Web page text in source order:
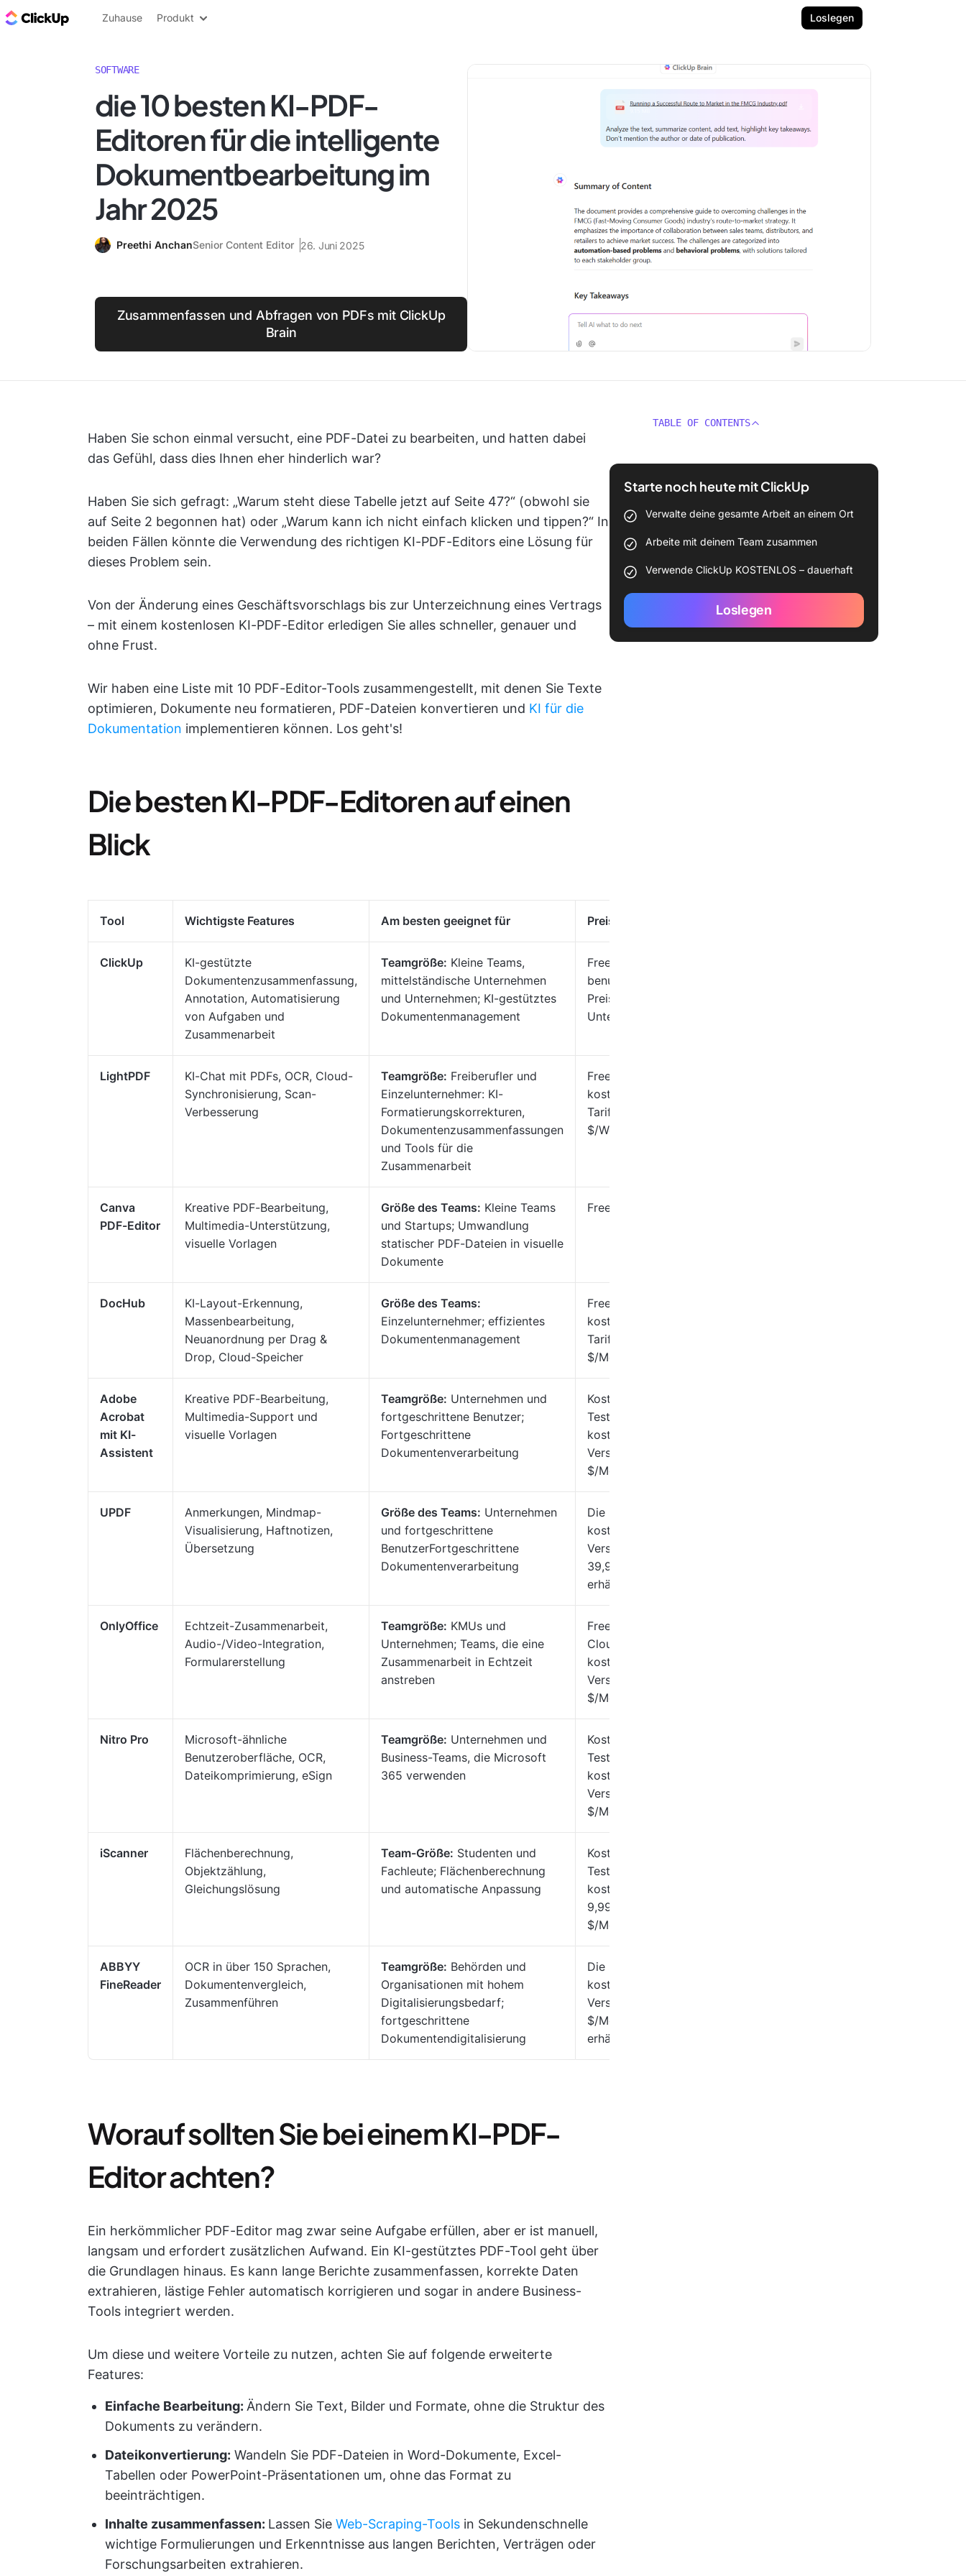
ClickUp Blog
Zuhause Produkt Loslegen
SOFTWARE
die 10 besten KI-PDF-
Editoren für die intelligente
Dokumentbearbeitung im
Jahr 2025
Preethi AnchanSenior Content Editor 26. Juni 2025
Zusammenfassen und Abfragen von PDFs mit ClickUp
Brain
Haben Sie schon einmal versucht, eine PDF-Datei zu bearbeiten, und hatten dabei
das Gefühl, dass dies Ihnen eher hinderlich war?
Haben Sie sich gefragt: „Warum steht diese Tabelle jetzt auf Seite 47?“ (obwohl sie
auf Seite 2 begonnen hat) oder „Warum kann ich nicht einfach klicken und tippen?“ In
beiden Fällen könnte die Verwendung des richtigen KI-PDF-Editors eine Lösung für
dieses Problem sein.
Von der Änderung eines Geschäftsvorschlags bis zur Unterzeichnung eines Vertrags
– mit einem kostenlosen KI-PDF-Editor erledigen Sie alles schneller, genauer und
ohne Frust.
Wir haben eine Liste mit 10 PDF-Editor-Tools zusammengestellt, mit denen Sie Texte
optimieren, Dokumente neu formatieren, PDF-Dateien konvertieren und KI für die
Dokumentation implementieren können. Los geht's!
Die besten KI-PDF-Editoren auf einen
Blick
Tool Wichtigste Features Am besten geeignet für Preise
ClickUp
KI-gestützte
Dokumentenzusammenfassung,
Annotation, Automatisierung
von Aufgaben und
Zusammenarbeit
Teamgröße: Kleine Teams,
mittelständische Unternehmen
und Unternehmen; KI-gestütztes
Dokumentenmanagement
Free Forever;
benutzerdefinierte
Preise für
Unternehmen
LightPDF
KI-Chat mit PDFs, OCR, Cloud-
Synchronisierung, Scan-
Verbesserung
Teamgröße: Freiberufler und
Einzelunternehmer: KI-
Formatierungskorrekturen,
Dokumentenzusammenfassungen
und Tools für die
Zusammenarbeit
Free-Plan,
kostenpflichtige
Tarife ab 13,99
$/Woche
Canva
PDF-Editor
Kreative PDF-Bearbeitung,
Multimedia-Unterstützung,
visuelle Vorlagen
Größe des Teams: Kleine Teams
und Startups; Umwandlung
statischer PDF-Dateien in visuelle
Dokumente
Free Forever
DocHub
KI-Layout-Erkennung,
Massenbearbeitung,
Neuanordnung per Drag &
Drop, Cloud-Speicher
Größe des Teams:
Einzelunternehmer; effizientes
Dokumentenmanagement
Free-Plan,
kostenpflichtige
Tarife ab 11
$/Monat/Benutzer
Adobe
Acrobat
mit KI-
Assistent
Kreative PDF-Bearbeitung,
Multimedia-Support und
visuelle Vorlagen
Teamgröße: Unternehmen und
fortgeschrittene Benutzer;
Fortgeschrittene
Dokumentenverarbeitung
Kostenlose
Testversion,
kostenpflichtige
Version ab 12,99
$/Monat
UPDF
Anmerkungen, Mindmap-
Visualisierung, Haftnotizen,
Übersetzung
Größe des Teams: Unternehmen
und fortgeschrittene
BenutzerFortgeschrittene
Dokumentenverarbeitung
Die
kostenpflichtige
Version ist ab
39,99 $/Jahr
erhältlich.
OnlyOffice
Echtzeit-Zusammenarbeit,
Audio-/Video-Integration,
Formularerstellung
Teamgröße: KMUs und
Unternehmen; Teams, die eine
Zusammenarbeit in Echtzeit
anstreben
Free Starter-
Cloud,
kostenpflichtige
Version ab 30
$/Monat/Benutzer
Nitro Pro
Microsoft-ähnliche
Benutzeroberfläche, OCR,
Dateikomprimierung, eSign
Teamgröße: Unternehmen und
Business-Teams, die Microsoft
365 verwenden
Kostenlose
Testversion,
kostenpflichtige
Version ab 17,69
$/Monat/Benutzer
iScanner
Flächenberechnung,
Objektzählung,
Gleichungslösung
Team-Größe: Studenten und
Fachleute; Flächenberechnung
und automatische Anpassung
Kostenlose
Testversion,
kostenpflichtig
9,99
$/Monat/Benutzer
ABBYY
FineReader
OCR in über 150 Sprachen,
Dokumentenvergleich,
Zusammenführen
Teamgröße: Behörden und
Organisationen mit hohem
Digitalisierungsbedarf;
fortgeschrittene
Dokumentendigitalisierung
Die
kostenpflichtige
Version ist ab 16
$/Monat/Benutzer
erhältlich.
Worauf sollten Sie bei einem KI-PDF-
Editor achten?
Ein herkömmlicher PDF-Editor mag zwar seine Aufgabe erfüllen, aber er ist manuell,
langsam und erfordert zusätzlichen Aufwand. Ein KI-gestütztes PDF-Tool geht über
die Grundlagen hinaus. Es kann lange Berichte zusammenfassen, korrekte Daten
extrahieren, lästige Fehler automatisch korrigieren und sogar in andere Business-
Tools integriert werden.
Um diese und weitere Vorteile zu nutzen, achten Sie auf folgende erweiterte
Features:
Einfache Bearbeitung: Ändern Sie Text, Bilder und Formate, ohne die Struktur des
Dokuments zu verändern.
Dateikonvertierung: Wandeln Sie PDF-Dateien in Word-Dokumente, Excel-
Tabellen oder PowerPoint-Präsentationen um, ohne das Format zu
beeinträchtigen.
Inhalte zusammenfassen: Lassen Sie Web-Scraping-Tools in Sekundenschnelle
wichtige Formulierungen und Erkenntnisse aus langen Berichten, Verträgen oder
Forschungsarbeiten extrahieren.
TABLE OF CONTENTS
Starte noch heute mit ClickUp
Verwalte deine gesamte Arbeit an einem Ort
Arbeite mit deinem Team zusammen
Verwende ClickUp KOSTENLOS – dauerhaft
Loslegen